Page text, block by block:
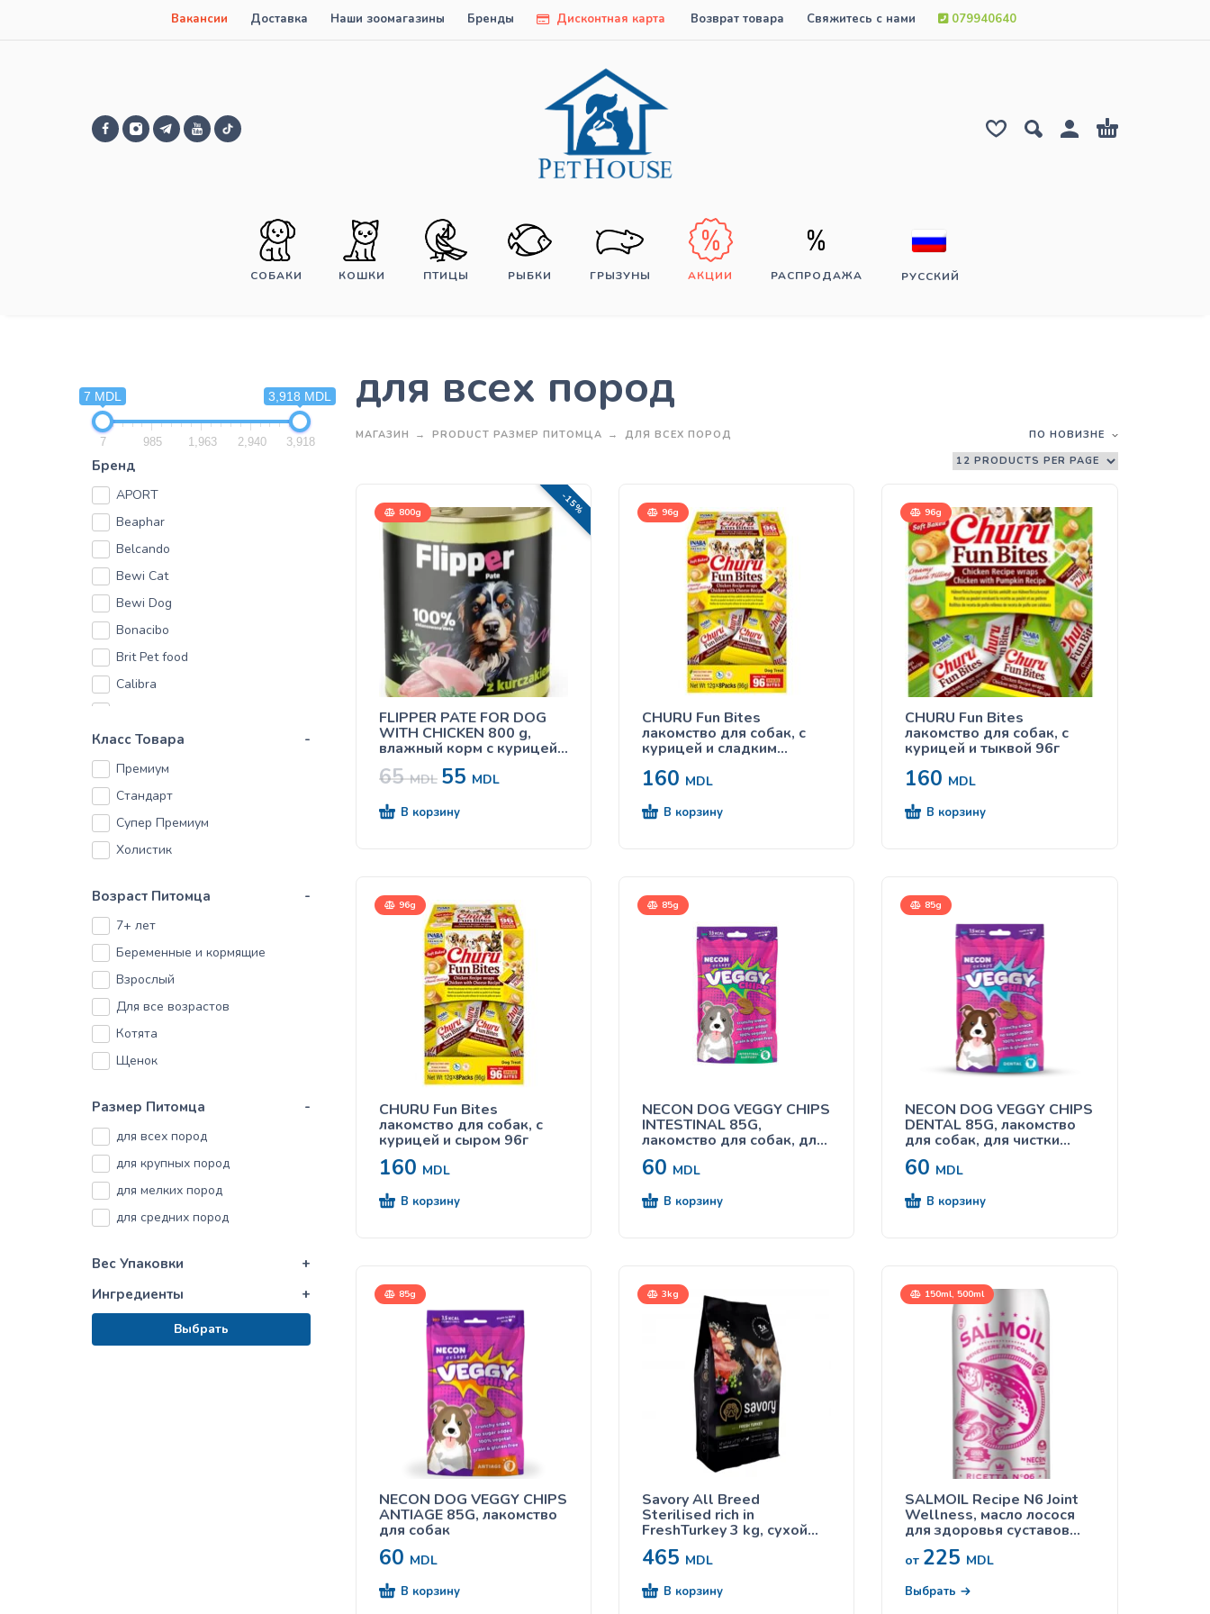
Вакансии Доставка Наши зоомагазины Бренды Дисконтная карта Возврат товара Свяжитесь с нами 079940640
СОБАКИ КОШКИ ПТИЦЫ РЫБКИ ГРЫЗУНЫ АКЦИИ РАСПРОДАЖА РУССКИЙ
7 MDL 3,918 MDL
7 985 1,963 2,940 3,918
Бренд
APORT
Beaphar
Belcando
Bewi Cat
Bewi Dog
Bonacibo
Brit Pet food
Calibra
Carnilove
Cat's Best
Cat's way
Cat Chow
Club 4 Paws
DogChow
Dolina Noteci
Felix
Fitmin
Flipper
Friskies
Gemon
Gourmet
Half&Half
Happy Cat
Inaba
Leonardo
Monge
Класс Товара -
Премиум
Стандарт
Супер Премиум
Холистик
Возраст Питомца -
7+ лет
Беременные и кормящие
Взрослый
Для все возрастов
Котята
Щенок
Размер Питомца -
для всех пород
для крупных пород
для мелких пород
для средних пород
Вес Упаковки
+
Ингредиенты
+
Выбрать
для всех пород
МАГАЗИН PRODUCT РАЗМЕР ПИТОМЦА ДЛЯ ВСЕХ ПОРОД ПО НОВИЗНЕ
800g -15%
FLIPPER PATE FOR DOG
WITH CHICKEN 800 g,
влажный корм с курицей,
для собак
65MDL 55 MDL
В корзину
96g
CHURU Fun Bites
лакомство для собак, с
курицей и сладким
160 MDL
В корзину
96g
CHURU Fun Bites
лакомство для собак, с
курицей и тыквой 96г
160 MDL
В корзину
96g
CHURU Fun Bites
лакомство для собак, с
курицей и сыром 96г
160 MDL
В корзину
85g
NECON DOG VEGGY CHIPS
INTESTINAL 85G,
лакомство для собак, для
здоровья
пищеварительной
60 MDL
В корзину
85g
NECON DOG VEGGY CHIPS
DENTAL 85G, лакомство
для собак, для чистки
зубов
60 MDL
В корзину
85g
NECON DOG VEGGY CHIPS
ANTIAGE 85G, лакомство
для собак
60 MDL
В корзину
3kg
Savory All Breed
Sterilised rich in
FreshTurkey 3 kg, сухой
корм с индейкой, для
кастрированных и
всех пород
465 MDL
В корзину
150ml, 500ml
SALMOIL Recipe N6 Joint
Wellness, масло лосося
для здоровья суставов
кошек и собак
от 225 MDL
Выбрать